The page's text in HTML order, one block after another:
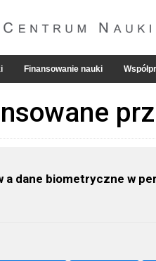
Finansowanie nauki
a dane biometryczne w